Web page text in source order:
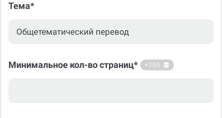
Тема*
Минимальное кол-во страниц* +100